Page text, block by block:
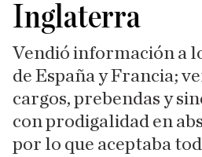
Inglaterra
Vendió información a
de España y Francia;
cargos, prebendas y
con prodigalidad en
por lo que aceptaba